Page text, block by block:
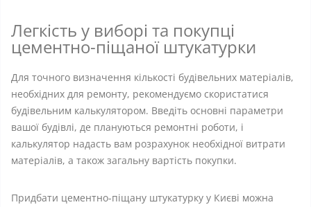
Легкість у виборі та покупці
цементно-піщаної штукатурки
Для точного визначення кількості будівельних матеріалів,
необхідних для ремонту, рекомендуємо скористатися
будівельним калькулятором. Введіть основні параметри
вашої будівлі, де плануються ремонтні роботи, і
калькулятор надасть вам розрахунок необхідної витрати
матеріалів, а також загальну вартість покупки.
Придбати цементно-піщану штукатурку у Києві можна